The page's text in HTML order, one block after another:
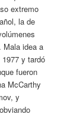
extremo
la de
Mala idea a
y tardó
fueron
McCarthy
y